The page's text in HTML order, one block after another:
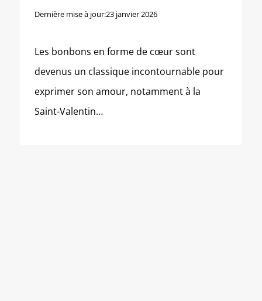
Dernière mise à jour:23 janvier 2026
Les bonbons en forme de cœur sont
devenus un classique incontournable pour
exprimer son amour, notamment à la
Saint-Valentin…